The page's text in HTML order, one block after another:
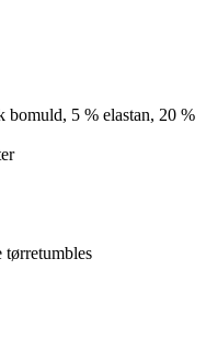
5 % elastan, 20 %
tørretumbles